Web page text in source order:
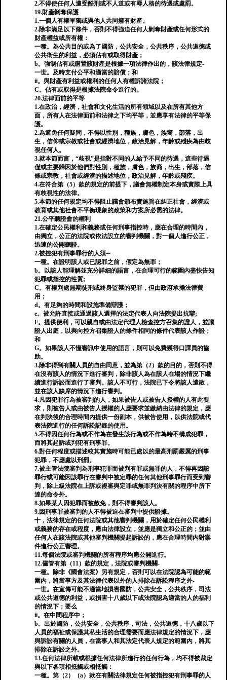
2.不得使任何人遭受酷刑或不人道或有辱人格的待遇或處罰。
19.財產剝奪保護
1.一個人有權單獨或與他人共同擁有財產。
2.除非滿足以下條件，否則不得強迫任何人剝奪財產或任何形式的
財產權益或所有權：
一種。為公共目的或為了國防，公共安全，公共秩序，公共道德或
公共衛生的利益，必須佔有或取得財產；
b。強制佔有或購置該財產是根據一項法律作出的，該法律規定-
一世。及時支付公平和適當的賠償；和
ii。與財產有利益或權利的任何人有權訴諸法院；
C。佔有或取得是根據法院命令進行的。
20.法律面前的平等
1.在政治，經濟，社會和文化生活的所有領域以及在所有其他方
面，所有人在法律面前和法律之下均平等，並應享有法律的平等保
護。
2.為避免任何疑問，不得以性別，種族，膚色，族裔，部落，出
生，信仰或宗教或社會或經濟地位，政治見解，年齡或殘疾為由歧
視任何人。
3.就本節而言，“歧視”是指對不同的人給予不同的待遇，這些待遇
僅或主要歸因於他們對性別，種族，膚色，族裔，出生，部落，信
條或宗教，社會或經濟的描述地位，政治見解，年齡或殘疾。
4.在符合第（5）款的規定的前提下，議會無權制定本身或實際上具
有歧視性的法律。
5.本節的任何規定均不得阻止議會頒布實施旨在糾正社會，經濟或
教育或其他社會不平衡現象的政策和方案所必需的法律。
21.公平聽證會的權利
1.在確定公民權利和義務或任何刑事指控時，應在合理的時間內，
由獨立，公正的法院或依法設立的審判機關，對一個人進行公正，
迅速的公開聽證。
2.被控犯有刑事罪行的人須─
一種。在證明該人或已認罪之前，假定為無罪；
b。以該人能理解並充分詳細的語言，在合理可行的範圍內盡快告知
犯罪或指控的性質;
C。有權判處無期徒刑或終身監禁的犯罪，但由政府承擔法律費
用；
d。有足夠的時間和設施準備辯護；
e。被允許直接或通過該人選擇的法定代表人向法院提出抗辯;
F。提供便利，可以親自或由法定代理人檢查控方召集的證人，並讓
證人出庭，以與向控方召集證人的條件相同的條件代表該人作證；
和
G。如果該人不懂審訊中使用的語言，則可以免費獲得口譯員的協
助。
3.除非得到有關人員的自由同意，並為第（2）款的目的，否則不得
在沒有該人的情況下進行審判，除非該人為在該人在場的情況下繼
續進行訴訟而進行了審判。該人不可行，法院已下令將該人遣散，
並在該人缺席的情況下進行審判。
4.凡因犯罪行為被審判的人，如果被告人或被告人授權的人有此要
求，則被告人或由被告人授權的人應要求並繳納由法律的規定，應
在判決後的合理時間內提供一份副本，供被告使用，以供法院或代
表法院進行的任何訴訟記錄的使用。
5.不得因任何行為或不作為在發生該行為或不作為時不構成犯罪，
而將其起訴或判犯有刑事罪。
6.對任何程度或描述較其實施時可能已處以的最高刑罰嚴厲的刑事
犯罪，不應處以刑罰。
7.被主管法院審判為刑事犯罪而被判有罪或無罪的人，不得再因該
罪行或可能因該罪行在審判中被定罪的任何其他刑事罪行而受到審
判，除上級法院在上訴或複審與定罪或無罪判決有關的程序中所下
達的命令外。
8.如果某人因犯罪而被赦免，則不得審判該人。
9.因刑事罪被審判的人不得被迫在審判中提供證據。
十，法律規定的任何法院或其他審判機關，用於確定任何公民權利
或義務的存在或程度，應由法律設立，並應是獨立和公正的；並由
任何人在該法院或其他審判機關提起訴訟的，應在合理時間內對案
件進行公正審理。
11.每個法院或審判機關的所有程序均應公開進行。
12.儘管有第（11）款的規定，法院或審判機關-
一種。除非《國會法案》另有規定，否則可以在法院認為可能的範
圍內，將當事方及其法律代表以外的人排除在訴訟程序之外-
一世。在宣傳可能不適當地損害國防，公共安全，公共秩序，司法
或公共道德的利益，或損害十八歲以下或法院認為適當的人的福利
的情況下；要么
ii。在中間程序中；
b。出於國防，公共安全，公共秩序，司法，公共道德，十八歲以下
人員的福祉或保護其私生活的合理需要而應法律規定的情況下，應
與訴訟有關的人員，在當事人和其法定代表人規定的範圍內，將其
排除在訴訟之外。
13.任何法律所載或根據任何法律所進行的任何行為，均不得被裁定
與以下各項相抵觸或相抵觸：
一種。第（2）（a）款在有關法律規定任何被指控犯有刑事罪的人